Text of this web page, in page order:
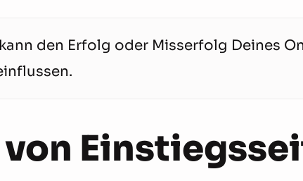
den Erfolg oder Misserfolg Deines